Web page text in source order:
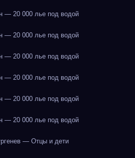
— 20 000 лье под водой
— 20 000 лье под водой
— 20 000 лье под водой
— 20 000 лье под водой
— 20 000 лье под водой
— 20 000 лье под водой
— Отцы и дети